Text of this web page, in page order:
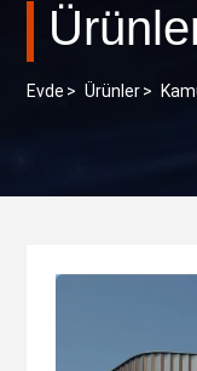
Evde > Ürünler>